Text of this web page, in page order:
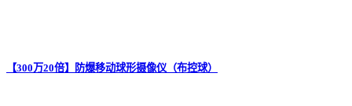
【300万20倍】防爆移动球形摄像仪（布控球）